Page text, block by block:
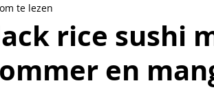
drankjes bijgerechten
rice sushi
en
te lezen